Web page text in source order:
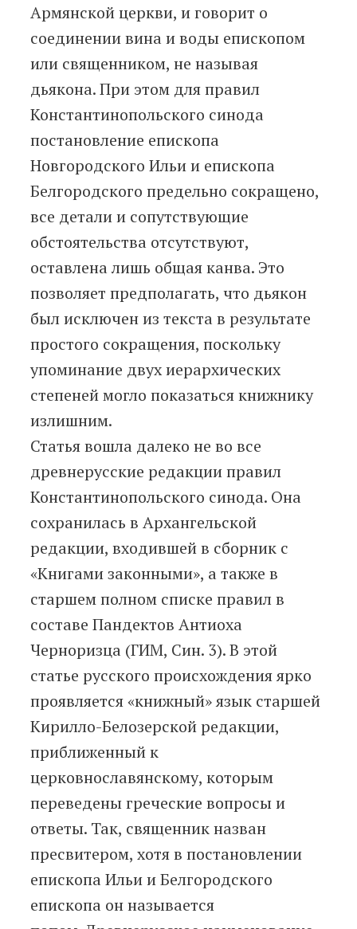
Армянской церкви, и говорит о
соединении вина и воды епископом
или священником, не называя
дьякона. При этом для правил
Константинопольского синода
постановление епископа
Новгородского Ильи и епископа
Белгородского предельно сокращено,
все детали и сопутствующие
обстоятельства отсутствуют,
оставлена лишь общая канва. Это
позволяет предполагать, что дьякон
был исключен из текста в результате
простого сокращения, поскольку
упоминание двух иерархических
степеней могло показаться книжнику
излишним.
Статья вошла далеко не во все
древнерусские редакции правил
Константинопольского синода. Она
сохранилась в Архангельской
редакции, входившей в сборник с
«Книгами законными», а также в
старшем полном списке правил в
составе Пандектов Антиоха
Черноризца (ГИМ, Син. 3). В этой
статье русского происхождения ярко
проявляется «книжный» язык старшей
Кирилло-Белозерской редакции,
приближенный к
церковнославянскому, которым
переведены греческие вопросы и
ответы. Так, священник назван
пресвитером, хотя в постановлении
епископа Ильи и Белгородского
епископа он называется